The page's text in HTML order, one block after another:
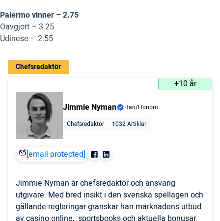
Palermo vinner – 2.75
Oavgjort – 3.25
Udinese – 2.55
Chefsredaktör
+10 år
Jimmie Nyman
Han/Honom
Chefsredaktör
1032 Artiklar
[email protected]
Jimmie Nyman är chefsredaktör och ansvarig
utgivare. Med bred insikt i den svenska spellagen och
gällande regleringar granskar han marknadens utbud
av casino online, sportsbooks och aktuella bonusar.